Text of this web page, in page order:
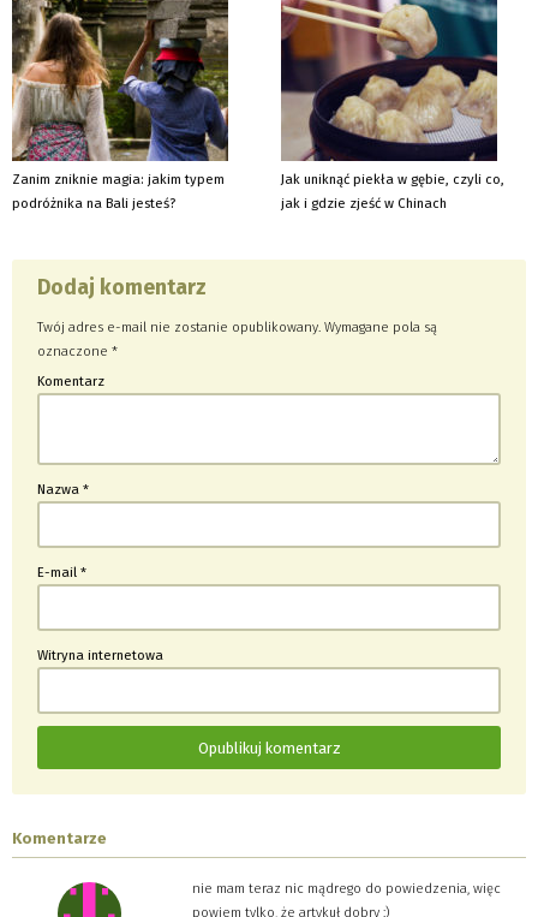
Zanim zniknie magia: jakim typem
podróżnika na Bali jesteś?
Jak uniknąć piekła w gębie, czyli co,
jak i gdzie zjeść w Chinach
Dodaj komentarz
Twój adres e-mail nie zostanie opublikowany. Wymagane pola są
oznaczone*
Komentarz
Nazwa*
E-mail*
Witryna internetowa
Komentarze
nie mam teraz nic mądrego do powiedzenia, więc
powiem tylko, że artykuł dobry :)